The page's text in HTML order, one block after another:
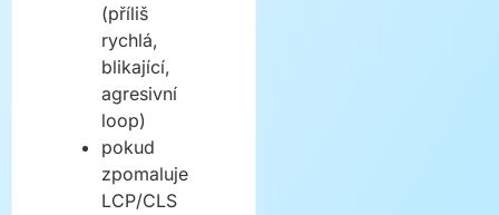
(příliš
rychlá,
blikající,
agresivní
loop)
pokud
zpomaluje
LCP/CLS